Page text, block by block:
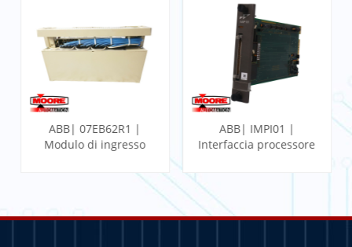
ABB| 07EB62R1 |
Modulo di ingresso
ABB| IMPI01 |
Interfaccia processore